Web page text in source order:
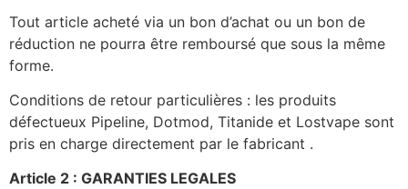
Tout article acheté via un bon d’achat ou un bon de
réduction ne pourra être remboursé que sous la même
forme.
Conditions de retour particulières : les produits
défectueux Pipeline, Dotmod, Titanide et Lostvape sont
pris en charge directement par le fabricant .
Article 2 : GARANTIES LEGALES